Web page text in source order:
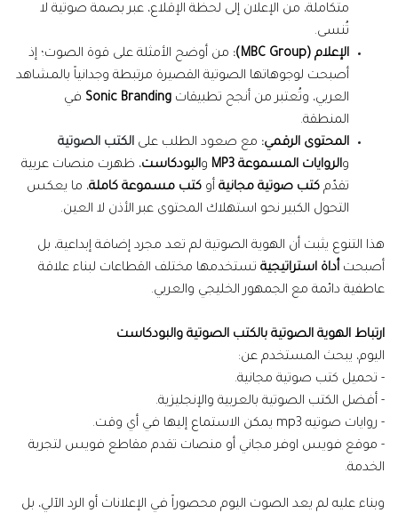
متكاملة، من الإعلان إلى لحظة الإقلاع، عبر بصمة صوتية لا
تُنسى.
الإعلام (MBC Group):
من أوضح الأمثلة على قوة الصوت؛ إذ
أصبحت لوجوهاتها الصوتية القصيرة مرتبطة وجدانياً بالمشاهد
العربي، وتُعتبر من أنجح تطبيقات Sonic Branding في
المنطقة.
المحتوى الرقمي: مع صعود الطلب على الكتب الصوتية
والروايات المسموعة MP3 والبودكاست، ظهرت منصات عربية
تقدّم كتب صوتية مجانية أو كتب مسموعة كاملة، ما يعكس
التحول الكبير نحو استهلاك المحتوى عبر الأذن لا العين.
هذا التنوع يثبت أن الهوية الصوتية لم تعد مجرد إضافة إبداعية، بل
أصبحت أداة استراتيجية تستخدمها مختلف القطاعات لبناء علاقة
عاطفية دائمة مع الجمهور الخليجي والعربي.
ارتباط الهوية الصوتية بالكتب الصوتية والبودكاست
اليوم، يبحث المستخدم عن:
- تحميل كتب صوتية مجانية.
- أفضل الكتب الصوتية بالعربية والإنجليزية.
- روايات صوتيه mp3 يمكن الاستماع إليها في أي وقت.
- موقع فويس اوفر مجاني أو منصات تقدم مقاطع فويس لتجربة
الخدمة.
وبناء عليه لم يعد الصوت اليوم محصوراً في الإعلانات أو الرد الآلي، بل